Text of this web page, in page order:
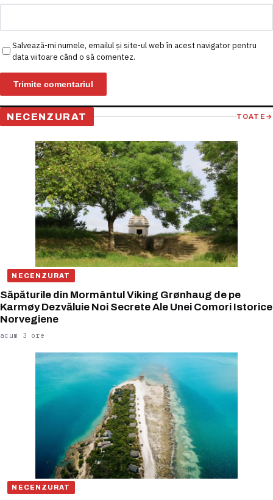
Salvează-mi numele, emailul și site-ul web în acest navigator pentru
data viitoare când o să comentez.
NECENZURAT TOATE →
NECENZURAT
Săpăturile din Mormântul Viking Grønhaug de pe
Karmøy Dezvăluie Noi Secrete Ale Unei Comori Istorice
Norvegiene
acum 3 ore
NECENZURAT